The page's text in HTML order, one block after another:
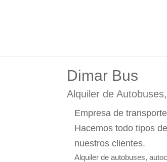
Dimar Bus
Alquiler de
Empresa de
Hacemos todo tipos
nuestros clientes.
Alquiler de autobuses,